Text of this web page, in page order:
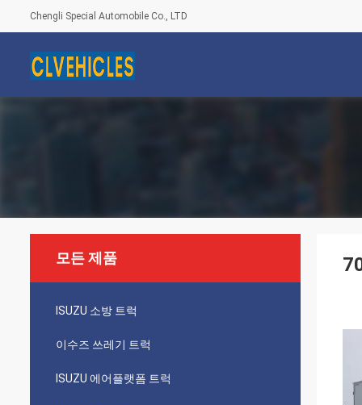
Chengli Special Automobile Co., LTD
모든 제품
ISUZU 소방 트럭
이수즈 쓰레기 트럭
ISUZU 에어플랫폼 트럭